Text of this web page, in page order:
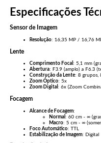
Especificações
Sensor de Imagem
Resolução: 16,35 MP / 16,76
Lente
Comprimento Focal : 5,1 mm
Abertura: F3.9 (amplo) a F6.3
Construção da Lente: 8 grupos,
Zoom Óptico: 5x
Zoom Digital : 6x (Zoom
Focagem
Alcance de Focagem:
Normal : 60 cm - ∞
Macro: 5 cm - ∞
Foco Automático: TTL
Estabilização de Imagem: Digital